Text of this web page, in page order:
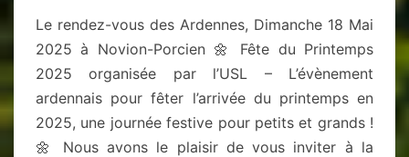
PORCIEN
Le rendez-vous des Ardennes, Dimanche 18 Mai
2025 à Novion-Porcien 🌼 Fête du Printemps
2025 organisée par l’USL – L’évènement
ardennais pour fêter l’arrivée du printemps en
2025, une journée festive pour petits et grands !
🌼 Nous avons le plaisir de vous inviter à la